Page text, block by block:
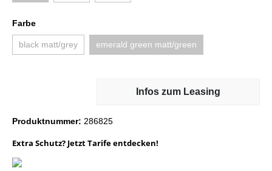
Farbe
black matt/grey emerald green matt/green
Infos zum Leasing
Produktnummer: 286825
Extra Schutz? Jetzt Tarife entdecken!